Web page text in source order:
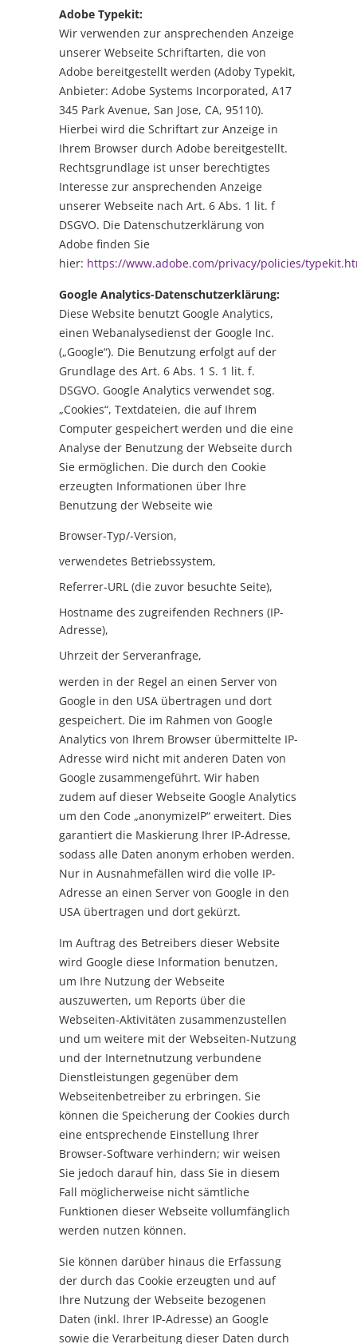
Adobe Typekit:
Wir verwenden zur ansprechenden Anzeige
unserer Webseite Schriftarten, die von
Adobe bereitgestellt werden (Adoby Typekit,
Anbieter: Adobe Systems Incorporated, A17
345 Park Avenue, San Jose, CA, 95110).
Hierbei wird die Schriftart zur Anzeige in
Ihrem Browser durch Adobe bereitgestellt.
Rechtsgrundlage ist unser berechtigtes
Interesse zur ansprechenden Anzeige
unserer Webseite nach Art. 6 Abs. 1 lit. f
DSGVO. Die Datenschutzerklärung von
Adobe finden Sie
hier: https://www.adobe.com/privacy/policies/
Google Analytics-Datenschutzerklärung:
Diese Website benutzt Google Analytics,
einen Webanalysedienst der Google Inc.
(„Google“). Die Benutzung erfolgt auf der
Grundlage des Art. 6 Abs. 1 S. 1 lit. f.
DSGVO. Google Analytics verwendet sog.
„Cookies“, Textdateien, die auf Ihrem
Computer gespeichert werden und die eine
Analyse der Benutzung der Webseite durch
Sie ermöglichen. Die durch den Cookie
erzeugten Informationen über Ihre
Benutzung der Webseite wie
Browser-Typ/-Version,
verwendetes Betriebssystem,
Referrer-URL (die zuvor besuchte Seite),
Hostname des zugreifenden Rechners (IP-
Adresse),
Uhrzeit der Serveranfrage,
werden in der Regel an einen Server von
Google in den USA übertragen und dort
gespeichert. Die im Rahmen von Google
Analytics von Ihrem Browser übermittelte IP-
Adresse wird nicht mit anderen Daten von
Google zusammengeführt. Wir haben
zudem auf dieser Webseite Google Analytics
um den Code „anonymizeIP“ erweitert. Dies
garantiert die Maskierung Ihrer IP-Adresse,
sodass alle Daten anonym erhoben werden.
Nur in Ausnahmefällen wird die volle IP-
Adresse an einen Server von Google in den
USA übertragen und dort gekürzt.
Im Auftrag des Betreibers dieser Website
wird Google diese Information benutzen,
um Ihre Nutzung der Webseite
auszuwerten, um Reports über die
Webseiten-Aktivitäten zusammenzustellen
und um weitere mit der Webseiten-Nutzung
und der Internetnutzung verbundene
Dienstleistungen gegenüber dem
Webseitenbetreiber zu erbringen. Sie
können die Speicherung der Cookies durch
eine entsprechende Einstellung Ihrer
Browser-Software verhindern; wir weisen
Sie jedoch darauf hin, dass Sie in diesem
Fall möglicherweise nicht sämtliche
Funktionen dieser Webseite vollumfänglich
werden nutzen können.
Sie können darüber hinaus die Erfassung
der durch das Cookie erzeugten und auf
Ihre Nutzung der Webseite bezogenen
Daten (inkl. Ihrer IP-Adresse) an Google
sowie die Verarbeitung dieser Daten durch